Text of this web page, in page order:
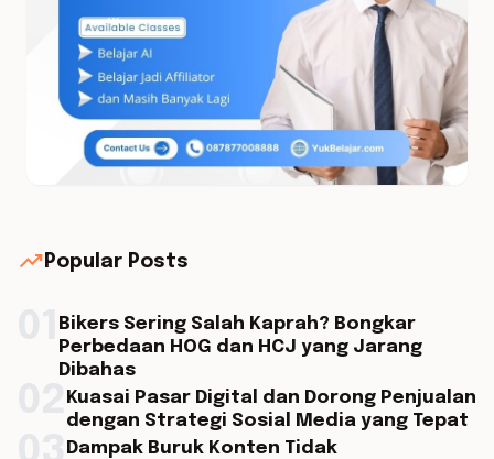
trending_up Popular Posts
Bikers Sering Salah Kaprah? Bongkar
Perbedaan HOG dan HCJ yang Jarang
Dibahas
Kuasai Pasar Digital dan Dorong Penjualan
dengan Strategi Sosial Media yang Tepat
Dampak Buruk Konten Tidak